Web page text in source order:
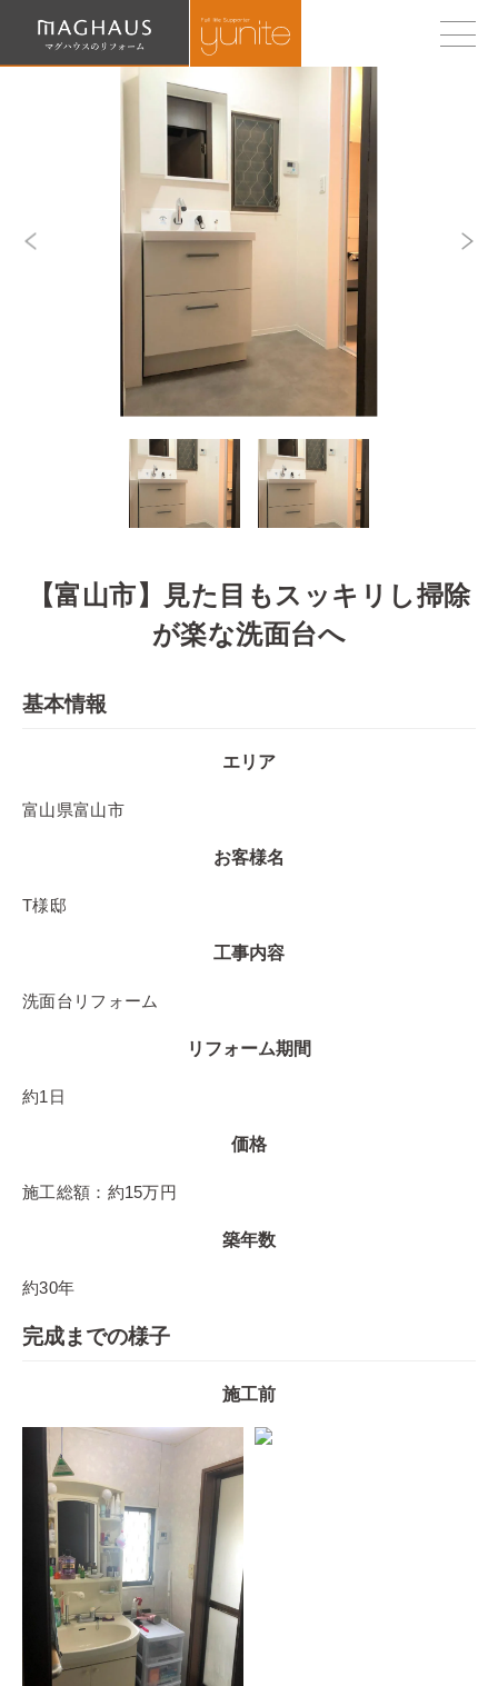
【富山市】見た目もスッキリし掃除
が楽な洗面台へ
基本情報
エリア
富山県富山市
お客様名
T様邸
工事内容
洗面台リフォーム
リフォーム期間
約1日
価格
施工総額：約15万円
築年数
約30年
完成までの様子
施工前